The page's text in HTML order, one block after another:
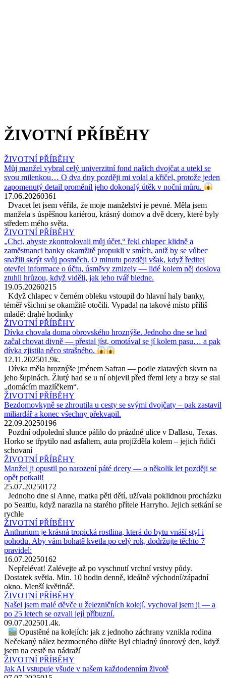
ŽIVOTNÍ PŘÍBĚHY
ŽIVOTNÍ PŘÍBĚHY
Můj manžel vybral celý univerzitní fond našich dvojčat a utekl se
svou milenkou… O dva dny později mi volal a křičel, protože jeden
zapomenutý detail proměnil jeho dokonalý útěk v noční můru.
17.06.20260361
Dvacet let jsem věřila, že moje manželství je pevné. Měla jsem
manžela s úspěšnou kariérou, krásný domov a dvě dcery, které byly
středem mého světa.
ŽIVOTNÍ PŘÍBĚHY
„Chci, abyste zkontrolovali můj účet,“ řekl chlapec klidně a
zaměstnanci banky okamžitě propukli v smích, aniž by se vůbec
snažili skrýt svůj posměch. O minutu později však, když ředitel
otevřel informace o účtu, úsměvy zmizely — lidé kolem něj doslova
ztuhli hrůzou, když viděli, jak jeho tvář bledne.
19.05.20260215
Když chlapec v černém obleku vstoupil do hlavní haly banky,
téměř všichni se okamžitě otočili. Vypadal na takové místo příliš
mladě: drahé hodinky
ŽIVOTNÍ PŘÍBĚHY
Dívka chovala doma obrovského hroznýše. Jednoho dne se had
začal chovat divně — přestal jíst, omotával se jí kolem pasu… a pak
dívka zjistila něco strašného.
12.11.202501.9k.
Dívka měla hroznýše jménem Safran — podle zlatavých skvrn na
jeho šupinách. Žlutý had se u ní objevil před třemi lety a brzy se stal
„domácím mazlíčkem“.
ŽIVOTNÍ PŘÍBĚHY
Bezdomovkyně se zhroutila u cesty se svými dvojčaty – pak zastavil
miliardář a konec všechny překvapil.
22.09.20250196
Pozdní odpolední slunce pálilo do prázdné ulice v Dallasu, Texas.
Horko se třpytilo nad asfaltem, auta projížděla kolem – jejich řidiči
schovaní
ŽIVOTNÍ PŘÍBĚHY
Manžel ji opustil po narození páté dcery — o několik let později se
opět potkali!
25.07.20250172
Jednoho dne si Anne, matka pěti dětí, užívala poklidnou procházku
po Seattlu, když narazila na starého přítele Harryho. Jejich setkání se
rychle
ŽIVOTNÍ PŘÍBĚHY
Anthurium je krásná tropická rostlina, která do bytu vnáší styl i
pohodu. Aby vám bohatě kvetla po celý rok, dodržujte těchto 7
pravidel:
16.07.20250162
Nepřelévat! Zalévejte až po vyschnutí vrchní vrstvy půdy.
Dostatek světla. Min. 10 hodin denně, ideálně východní/západní
okno. Menší květináč.
ŽIVOTNÍ PŘÍBĚHY
Našel jsem malé děvče u železničních kolejí, vychoval jsem ji — a
po 25 letech se ozvali její příbuzní.
09.07.202501.4k.
Opustěné na kolejích: jak z jednoho záchrany vznikla rodina
Nečekaný nález bezmocného dítěte Byl chladný únorový den, když
jsem na cestě na nádraží
ŽIVOTNÍ PŘÍBĚHY
Jak AI vstupuje všude v našem každodenním životě